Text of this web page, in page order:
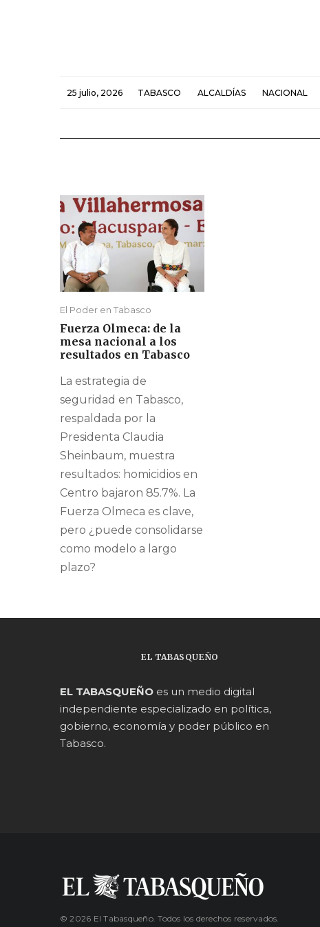
25 julio, 2026 TABASCO ALCALDÍAS NACIONAL
El Poder en Tabasco
Fuerza Olmeca: de la
mesa nacional a los
resultados en Tabasco
La estrategia de
seguridad en Tabasco,
respaldada por la
Presidenta Claudia
Sheinbaum, muestra
resultados: homicidios en
Centro bajaron 85.7%. La
Fuerza Olmeca es clave,
pero ¿puede consolidarse
como modelo a largo
plazo?
EL TABASQUEÑO
EL TABASQUEÑO es un medio digital
independiente especializado en política,
gobierno, economía y poder público en
Tabasco.
© 2026 El Tabasqueño. Todos los derechos reservados.